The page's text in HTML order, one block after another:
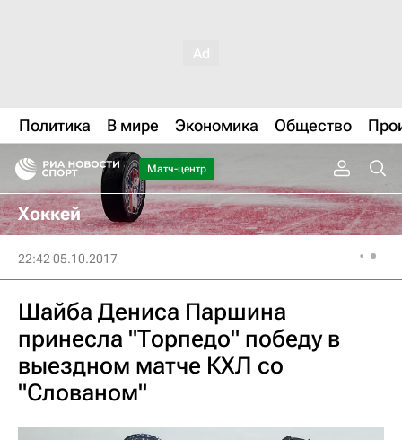
Политика В мире Экономика Общество
Матч-центр
Хоккей
22:42 05.10.2017
Шайба Дениса Паршина
принесла "Торпедо" победу в
выездном матче КХЛ со
"Слованом"